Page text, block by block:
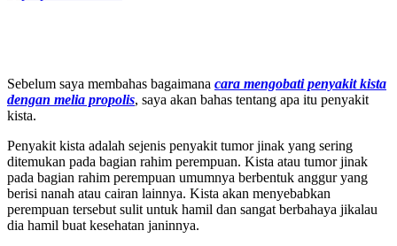
Sebelum saya membahas bagaimana cara mengobati penyakit kista
dengan melia propolis, saya akan bahas tentang apa itu penyakit
kista.
Penyakit kista adalah sejenis penyakit tumor jinak yang sering
ditemukan pada bagian rahim perempuan. Kista atau tumor jinak
pada bagian rahim perempuan umumnya berbentuk anggur yang
berisi nanah atau cairan lainnya. Kista akan menyebabkan
perempuan tersebut sulit untuk hamil dan sangat berbahaya jikalau
dia hamil buat kesehatan janinnya.